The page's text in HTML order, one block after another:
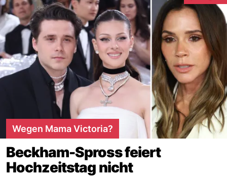
Wegen Mama Victoria?
Beckham-Spross feiert
Hochzeitstag nicht